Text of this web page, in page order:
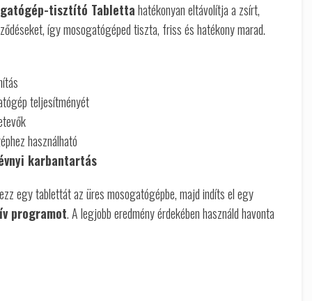
tisztító Tablettahatékonyan eltávolítja a zsírt,
így mosogatógéped tiszta, friss és hatékony marad.
teljesítményét
használható
karbantartás
egy tablettát az üres mosogatógépbe, majd indíts el egy
programot. A legjobb eredmény érdekében használd havonta